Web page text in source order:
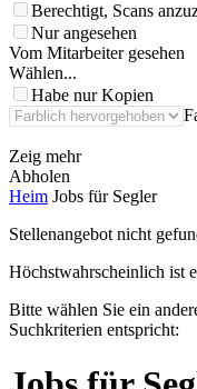
Berechtigt, Scans
Nur angesehen
Vom Mitarbeiter gesehen
Wählen...
Habe nur Kopien
Zeig mehr
Abholen
Heim Jobs für Segler
Stellenangebot nicht
Höchstwahrscheinlich ist
Bitte wählen Sie ein
Suchkriterien entspricht: